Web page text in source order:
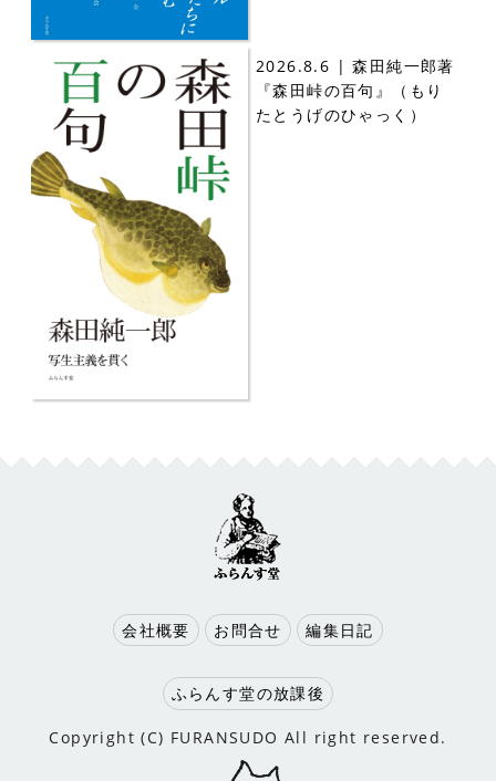
2026.8.6 | 森田純一郎著
『森田峠の百句』（もり
たとうげのひゃっく）
会社概要 お問合せ 編集日記
ふらんす堂の放課後
Copyright (C) FURANSUDO All right reserved.